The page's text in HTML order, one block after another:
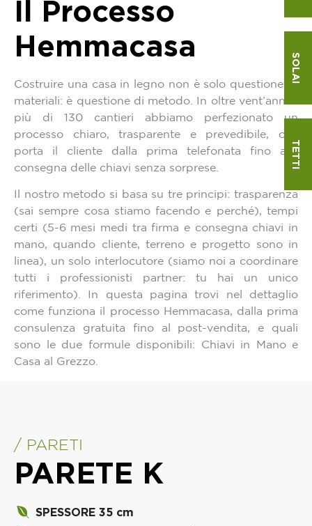
SOLAI
TETTI
Il Processo
Hemmacasa
Costruire una casa in legno non è solo questione di
materiali: è questione di metodo. In oltre vent’anni e
più di 130 cantieri abbiamo perfezionato un
processo chiaro, trasparente e prevedibile, che
porta il cliente dalla prima telefonata fino alla
consegna delle chiavi senza sorprese.
Il nostro metodo si basa su tre principi: trasparenza
(sai sempre cosa stiamo facendo e perché), tempi
certi (5-6 mesi medi tra firma e consegna chiavi in
mano, quando cliente, terreno e progetto sono in
linea), un solo interlocutore (siamo noi a coordinare
tutti i professionisti partner: tu hai un unico
riferimento). In questa pagina trovi nel dettaglio
come funziona il processo Hemmacasa, dalla prima
consulenza gratuita fino al post-vendita, e quali
sono le due formule disponibili: Chiavi in Mano e
Casa al Grezzo.
/ PARETI
PARETE K
SPESSORE 35 cm